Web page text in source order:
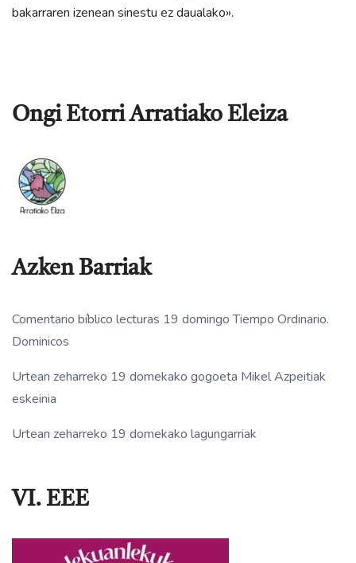
bakarraren izenean sinestu ez daualako».
Ongi Etorri Arratiako Eleiza
Azken Barriak
Comentario bíblico lecturas 19 domingo Tiempo Ordinario.
Dominicos
Urtean zeharreko 19 domekako gogoeta Mikel Azpeitiak
eskeinia
Urtean zeharreko 19 domekako lagungarriak
VI. EEE